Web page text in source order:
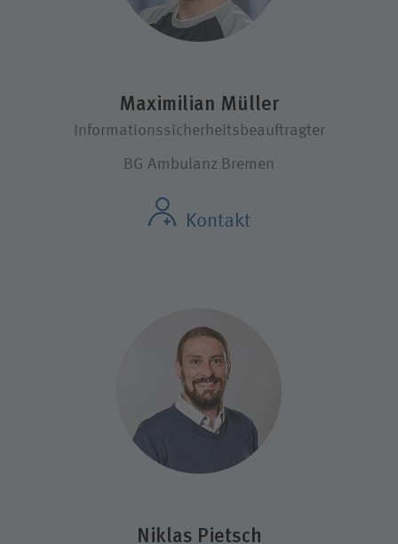
Maximilian Müller
Informationssicherheitsbeauftragter
BG Ambulanz Bremen
Kontakt
Niklas Pietsch